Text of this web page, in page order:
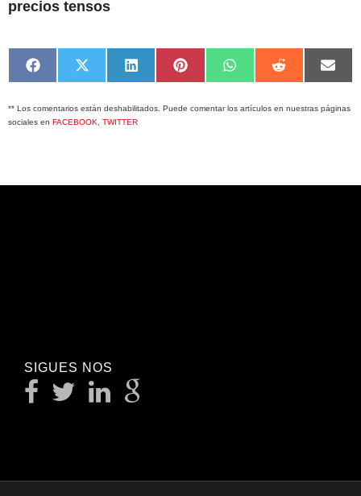
precios tensos
Compartir
en
Facebook
Compartir
en
X
(Twitter)
Compartir
en
LinkedIn
Compartir
en
Pinterest
Compartir
en
WhatsApp
Compartir
en
Reddit
en
** Los comentarios están deshabilitados. Puede comentar los artículos en nuestras páginas
sociales en FACEBOOK TWITTER
SIGUES NOS